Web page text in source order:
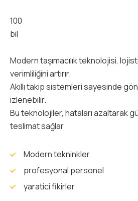
100
bil
Modern taşımacılık teknolojisi,
verimliliğini artırır.
Akıllı takip sistemleri sayesinde
izlenebilir.
Bu teknolojiler, hataları azaltarak
teslimat sağlar
Modern tekninkler
profesyonal personel
yaratici fikirler